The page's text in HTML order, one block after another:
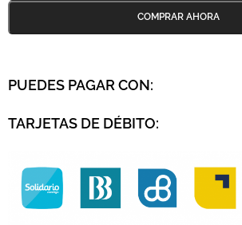
PUEDES PAGAR CON:
TARJETAS DE DÉBITO: